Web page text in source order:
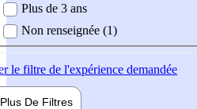
Plus de 3 ans
Non renseignée (1)
le filtre de l'expérience demandée
Plus De Filtres